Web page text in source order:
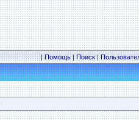
|Помощь|Поиск|